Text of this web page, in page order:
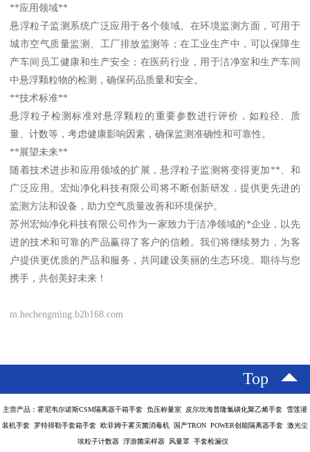
**应用领域**
悬浮粒子监测系统广泛应用于各个领域。在环境监测方面，可用于
城市空气质量监测、工厂排放监测等；在工业生产中，可以保障生
产车间员工健康和生产安全；在医药行业，用于洁净室和生产车间
中悬浮颗粒物的检测，确保药品质量和安全。
**技术标准**
悬浮粒子检测标准对悬浮颗粒的重要参数进行评价，如粒径、质
量、计数等，考虑健康影响因素，确保监测准确性和可靠性。
**展望未来**
随着技术进步和应用领域的扩展，悬浮粒子监测将变得更加**、和
广泛应用。宏灿净化科技有限公司将不断创新研发，提供更先进的
监测方法和设备，助力空气质量改善和环境保护。
苏州宏灿净化科技有限公司作为一家致力于洁净领域的*企业，以先
进的技术和可靠的产品赢得了客户的信赖。我们将继续努力，为客
户提供更优质的产品和服务，共同建设美丽的生态环境。期待与您
携手，共创美好未来！
m.hechengming.b2b168.com
Top
主营产品：霍尼韦尔诺斯CSM隔离器干箱手套 负压称量室 皮尔坎海普隆氯磺化聚乙烯手套 雪莲灌
装机手套 罗特得勒手套箱手套 欧菲姆干雾灭菌消毒机 国产TRON POWER创能隔离器手套 激光尘
埃粒子计数器 浮游菌采样器 风量罩 手套检漏仪